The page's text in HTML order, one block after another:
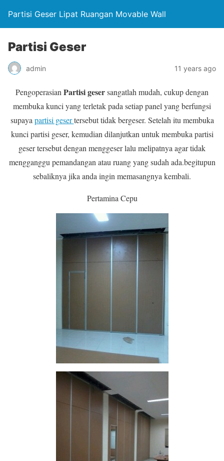
Partisi Geser Lipat Ruangan Movable Wall
Partisi Geser
admin 11 years ago
Pengoperasian Partisi gesersangatlah mudah, cukup dengan
membuka kunci yang terletak pada setiap panel yang berfungsi
supaya partisi gesertersebut tidak bergeser. Setelah itu membuka
kunci partisi geser, kemudian dilanjutkan untuk membuka partisi
geser tersebut dengan menggeser lalu melipatnya agar tidak
mengganggu pemandangan atau ruang yang sudah ada.begitupun
sebaliknya jika anda ingin memasangnya kembali.
Pertamina Cepu